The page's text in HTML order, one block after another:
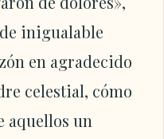
inigualable
en agradecido
celestial, cómo
aquellos un